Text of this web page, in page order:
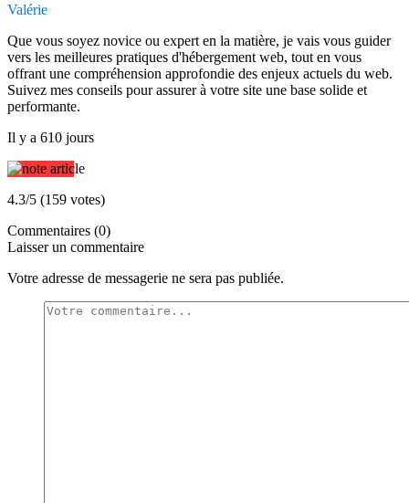
Valérie
Que vous soyez novice ou expert en la matière, je vais vous guider
vers les meilleures pratiques d'hébergement web, tout en vous
offrant une compréhension approfondie des enjeux actuels du web.
Suivez mes conseils pour assurer à votre site une base solide et
performante.
Il y a 610 jours
4.3/5 (159 votes)
Commentaires (0)
Laisser un commentaire
Votre adresse de messagerie ne sera pas publiée.